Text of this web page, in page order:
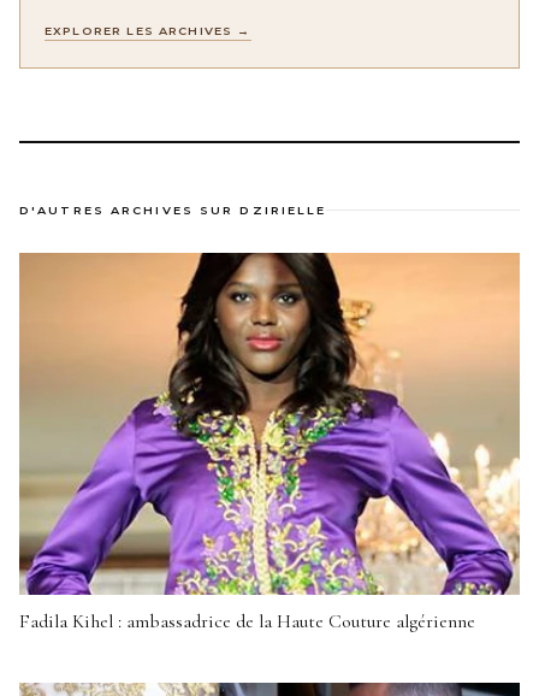
EXPLORER LES ARCHIVES →
D'AUTRES ARCHIVES SUR DZIRIELLE
Fadila Kihel : ambassadrice de la Haute Couture algérienne